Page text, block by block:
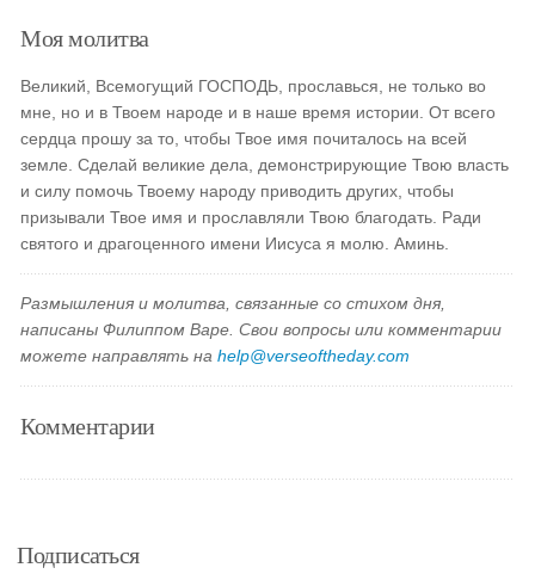
Моя молитва
Великий, Всемогущий ГОСПОДЬ, прославься, не только во
мне, но и в Твоем народе и в наше время истории. От всего
сердца прошу за то, чтобы Твое имя почиталось на всей
земле. Сделай великие дела, демонстрирующие Твою власть
и силу помочь Твоему народу приводить других, чтобы
призывали Твое имя и прославляли Твою благодать. Ради
святого и драгоценного имени Иисуса я молю. Аминь.
Размышления и молитва, связанные со стихом дня,
написаны Филиппом Варе. Свои вопросы или комментарии
можете направлять наhelp@verseoftheday.com
Комментарии
Подписаться